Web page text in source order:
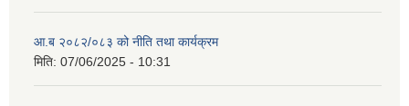
आ.ब २०८२/०८३ को नीति तथा कार्यक्रम
मिति: 07/06/2025 - 10:31